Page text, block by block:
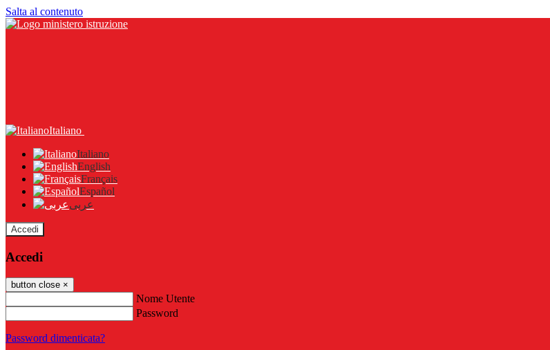
Salta al contenuto
Italiano
Italiano
English
Français
Español
عربى
Accedi
Accedi
button close ×
Nome Utente
Password
Password dimenticata?